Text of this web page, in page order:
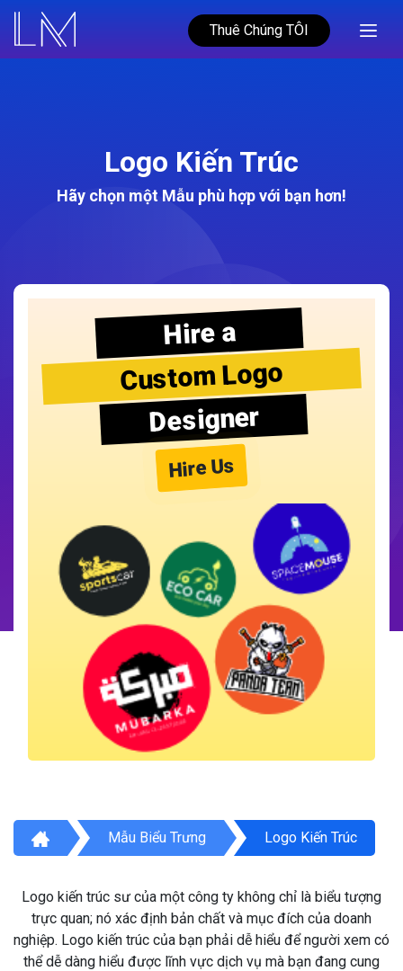
Thuê Chúng TÔI
Logo Kiến Trúc
Hãy chọn một Mẫu phù hợp với bạn hơn!
Hire a
Custom Logo
Designer
Hire Us
Mẫu Biểu Trưng Logo Kiến Trúc
Logo kiến trúc sư của một công ty không chỉ là biểu tượng
trực quan; nó xác định bản chất và mục đích của doanh
nghiệp. Logo kiến trúc của bạn phải dễ hiểu để người xem có
thể dễ dàng hiểu được lĩnh vực dịch vụ mà bạn đang cung